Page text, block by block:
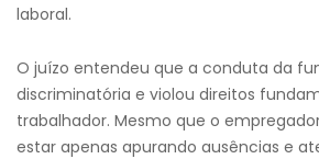
laboral.
O juízo entendeu que a conduta da
discriminatória e violou direitos
trabalhador. Mesmo que o
estar apenas apurando ausências e